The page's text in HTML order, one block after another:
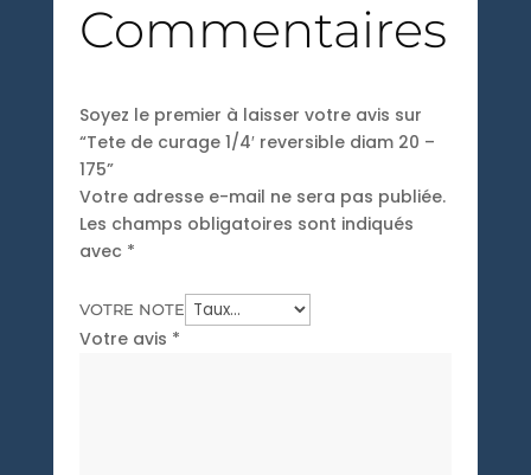
Commentaires
Soyez le premier à laisser votre avis sur
“Tete de curage 1/4′ reversible diam 20 –
175”
Votre adresse e-mail ne sera pas publiée.
Les champs obligatoires sont indiqués
avec *
VOTRE NOTE
Votre avis *